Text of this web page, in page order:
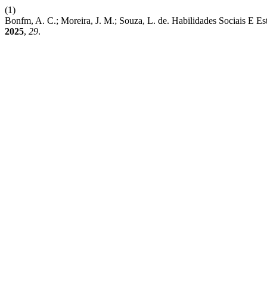
(1)
Bonfm, A. C.; Moreira, J. M.; Souza, L. de. Habilidades Sociais E
2025, 29.